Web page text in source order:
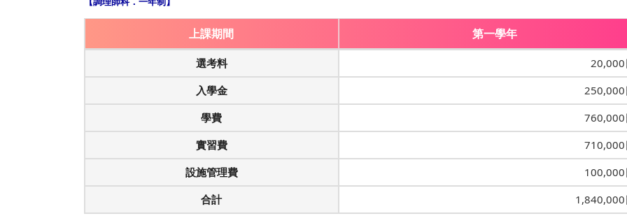
上課期間 第一學年
選考料
20,000
入學金
250,000
學費
760,000
實習費
710,000
設施管理費
100,000
合計
1,840,000